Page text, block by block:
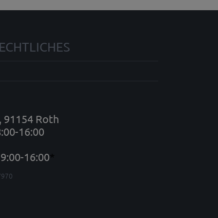
91154 Roth
16:00
16:00*